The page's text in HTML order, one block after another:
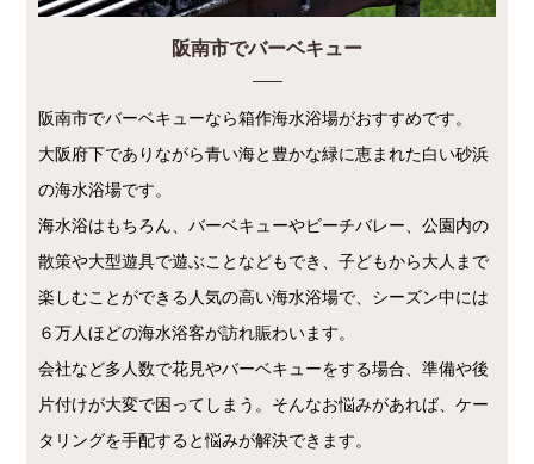
阪南市でバーベキュー
阪南市でバーベキューなら箱作海水浴場がおすすめです。
大阪府下でありながら青い海と豊かな緑に恵まれた白い砂浜
の海水浴場です。
海水浴はもちろん、バーベキューやビーチバレー、公園内の
散策や大型遊具で遊ぶことなどもでき、子どもから大人まで
楽しむことができる人気の高い海水浴場で、シーズン中には
６万人ほどの海水浴客が訪れ賑わいます。
会社など多人数で花見やバーベキューをする場合、準備や後
片付けが大変で困ってしまう。そんなお悩みがあれば、ケー
タリングを手配すると悩みが解決できます。